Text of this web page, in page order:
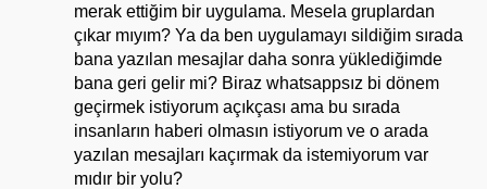
merak ettiğim bir uygulama. Mesela gruplardan
çıkar mıyım? Ya da ben uygulamayı sildiğim sırada
bana yazılan mesajlar daha sonra yüklediğimde
bana geri gelir mi? Biraz whatsappsız bi dönem
geçirmek istiyorum açıkçası ama bu sırada
insanların haberi olmasın istiyorum ve o arada
yazılan mesajları kaçırmak da istemiyorum var
mıdır bir yolu?